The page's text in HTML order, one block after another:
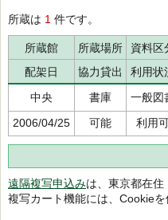
所蔵は 1 件です。
所蔵館 所蔵場所 資料区
配架日
協力貸出 利用状
中央
書庫 一般図
2006/04/25
可能 利用
遠隔複写申込みは、東京都在
複写カート機能には、Cookie